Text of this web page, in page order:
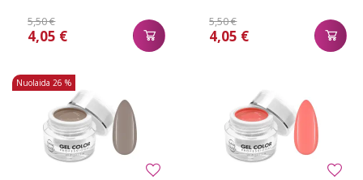
5,50 €
4,05 €
5,50 €
4,05 €
Nuolaida 26 %